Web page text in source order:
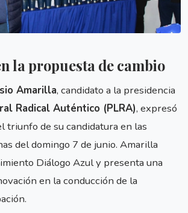
la propuesta de cambio
Amarilla, candidato a la presidencia
Radical Auténtico (PLRA), expresó
triunfo de su candidatura en las
del domingo 7 de junio. Amarilla
Diálogo Azul y presenta una
en la conducción de la